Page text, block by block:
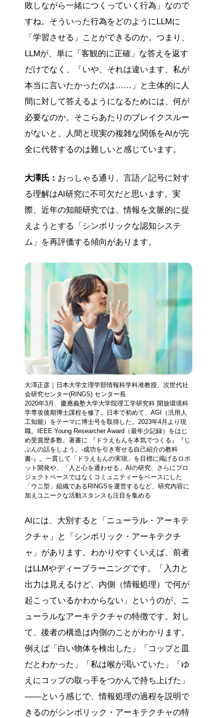
敗しながら一緒につくっていく行為」なので
すね。そういった行為をどのようにLLMに
「学習させる」ことができるのか。つまり、
LLMが、単に「客観的に正確」な答えを返す
だけでなく、「いや、それは違います、私が
本当に言いたかったのは……」と主体的に人
間に対して答えるようになるためには、何が
必要なのか。そこらあたりのブレイクスルー
がないと、人間と現実の複雑な関係をAIが完
全に代替するのは難しいと感じています。
大澤氏： おっしゃる通り、言語／記号に対す
る理解はAI研究に不可欠だと思います。実
際、近年の知能研究では、情報を文脈的に捉
えようとする「シンボリックな認知システ
ム」を再評価する傾向があります。
大澤正彦｜日本大学文理学部情報科学科准教授、次世代社
会研究センター(RINGS) センター長
2020年3月、慶應義塾大学大学院理工学研究科 開放環境科
学専攻後期博士課程を修了。日本で初めて、AGI（汎用人
工知能）をテーマに博士号を取得した。2023年4月より現
職。IEEE Young Researcher Award（最年少記録）をはじ
め受賞歴多数。著書に 『ドラえもんを本気でつくる』『じ
ぶんの話をしよう。-成功を引き寄せる自己紹介の教科
書-』。一貫して「ドラえもんの実現」を目標に掲げるロボ
ット開発や、「人と心を通わせる」AIの研究、さらにプロ
ジェクトベースではなくコミュニティーをベースにした
「ウニ型」組織であるRINGSを運営するなど、研究内容に
加えユニークな活動スタンスも注目を集める
AIには、大別すると「ニューラル・アーキテ
クチャ」と「シンボリック・アーキテクチ
ャ」があります。わかりやすくいえば、前者
はLLMやディープラーニングです。「入力と
出力は見えるけど、内側（情報処理）で何が
起こっているかわからない」というのが、ニ
ューラルなアーキテクチャの特徴です。対し
て、後者の構造は内側のことがわかります。
例えば「白い物体を検出した」「コップと皿
だとわかった」「私は喉が渇いていた」「ゆ
えにコップの取っ手をつかんで持ち上げた」
——という感じで、情報処理の過程を説明で
きるのがシンボリック・アーキテクチャの特